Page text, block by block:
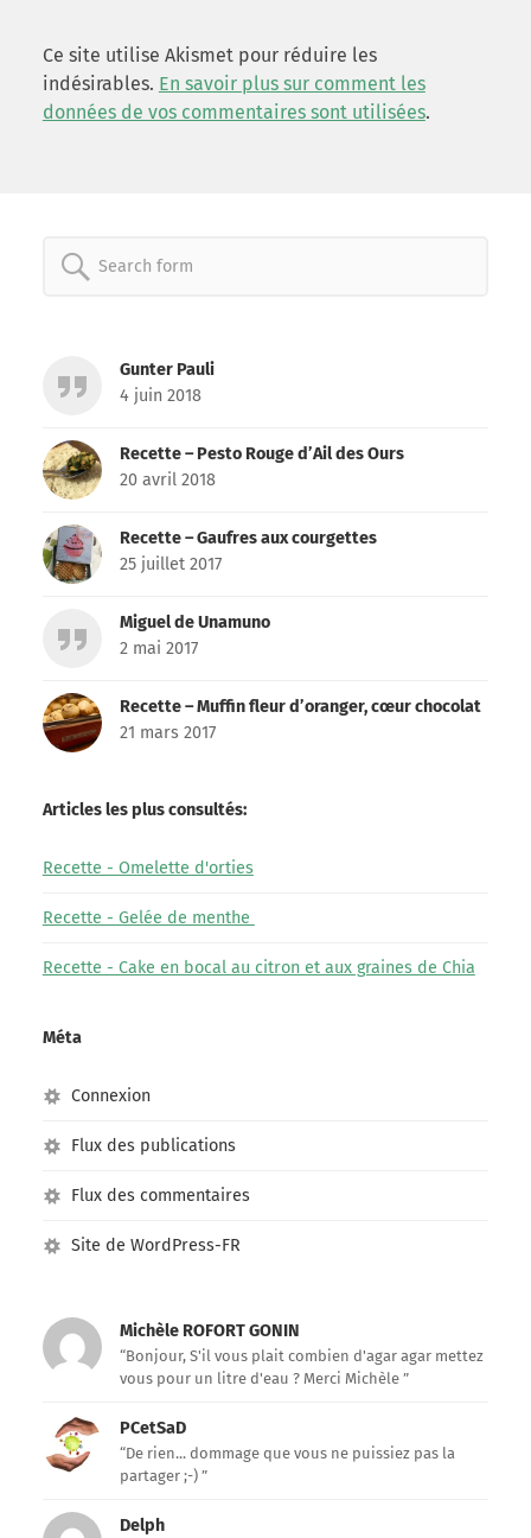
Ce site utilise Akismet pour réduire les
indésirables. En savoir plus sur comment les
données de vos commentaires sont utilisées.
Search
Gunter Pauli
4 juin 2018
Recette – Pesto Rouge d’Ail des Ours
20 avril 2018
Recette – Gaufres aux courgettes
25 juillet 2017
Miguel de Unamuno
2 mai 2017
Recette – Muffin fleur d’oranger, cœur chocolat
21 mars 2017
Articles les plus consultés:
Recette - Omelette d'orties
Recette - Gelée de menthe
Recette - Cake en bocal au citron et aux graines de Chia
Méta
Connexion
Flux des publications
Flux des commentaires
Site de WordPress-FR
Michèle ROFORT GONIN
“Bonjour, S'il vous plait combien d'agar agar mettez
vous pour un litre d'eau ? Merci Michèle ”
PCetSaD
“De rien... dommage que vous ne puissiez pas la
partager ;-) ”
Delph